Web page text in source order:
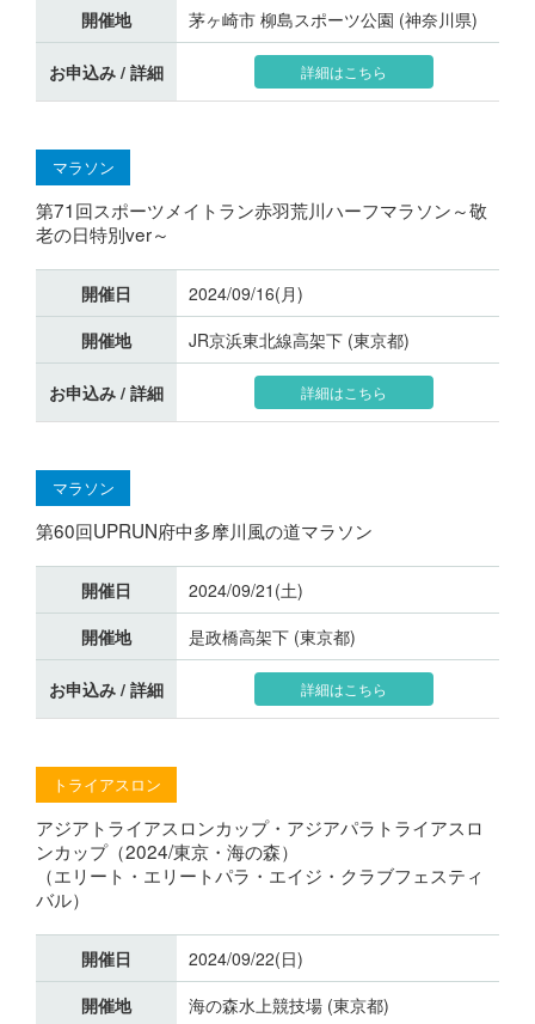
開催地
茅ヶ崎市 柳島スポーツ公園 (神奈川県)
お申込み / 詳細 詳細はこちら
マラソン
第71回スポーツメイトラン赤羽荒川ハーフマラソン～敬
老の日特別ver～
開催日
2024/09/16(月)
開催地
JR京浜東北線高架下 (東京都)
お申込み / 詳細 詳細はこちら
マラソン
第60回UPRUN府中多摩川風の道マラソン
開催日
2024/09/21(土)
開催地
是政橋高架下 (東京都)
お申込み / 詳細 詳細はこちら
トライアスロン
アジアトライアスロンカップ・アジアパラトライアスロ
ンカップ（2024/東京・海の森）
（エリート・エリートパラ・エイジ・クラブフェスティ
バル）
開催日
2024/09/22(日)
開催地
海の森水上競技場 (東京都)